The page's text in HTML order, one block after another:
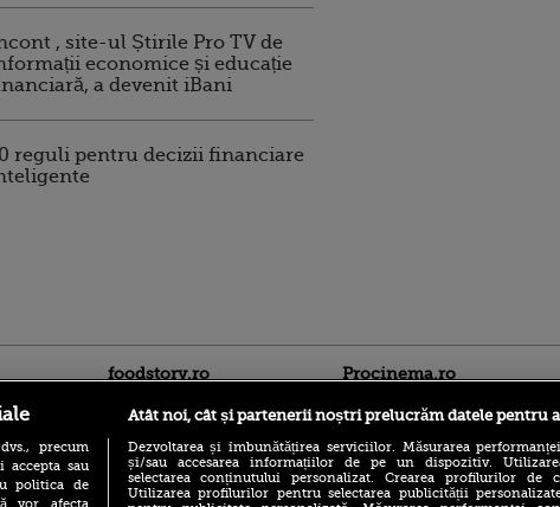
, site-ul Știrile Pro TV de
economice și educație
a devenit iBani
reguli pentru decizii financiare
foodstory.ro Procinema.ro
precum
accepta sau
politica de
Atât noi, cât și partenerii noștri prelucrăm datele pentru
Dezvoltarea și îmbunătățirea serviciilor. Măsurarea
și/sau accesarea informațiilor de pe un dispozitiv.
selectarea conținutului personalizat. Crearea profilurilor de
Utilizarea profilurilor pentru selectarea publicității